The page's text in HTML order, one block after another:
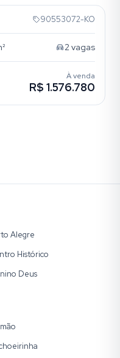
90553072-KO
2vagas
À venda
R$ 1.576.780
Alegre
Histórico
Deus